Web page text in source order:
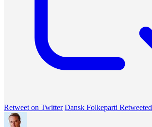
Retweet on Twitter Dansk Folkeparti Retweeted